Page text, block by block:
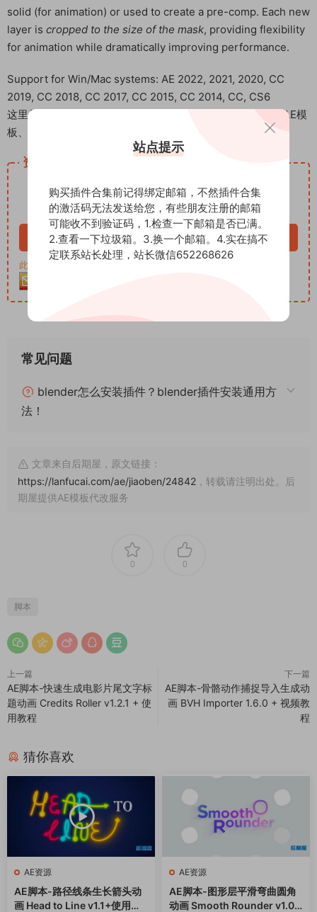
solid (for animation) or used to create a pre-comp. Each new
layer is cropped to the size of the mask, providing flexibility
for animation while dramatically improving performance.
Support for Win/Mac systems: AE 2022, 2021, 2020, CC
2019, CC 2018, CC 2017, CC 2015, CC 2014, CC, CS6
这里是后期屋资源站，欢迎您来后期屋下载影视后期资源（AE模
板、PR模板、音视频频素材各种插件等）
资源下载
下载价格 12.99
积分
VIP免费
立即购买
此资源购买后30天内可下载。客服QQ：652268626
常见问题
blender怎么安装插件？blender插件安装通用方
法！
文章来自后期屋，原文链接：
https://lanfucai.com/ae/jiaoben/24842 ，转载请注明出处。后
期屋提供AE模板代改服务
0 0
脚本
上一篇
AE脚本-快速生成电影片尾文字标
题动画 Credits Roller v1.2.1 + 使
用教程
下一篇
AE脚本-骨骼动作捕捉导入生成动
画 BVH Importer 1.6.0 + 视频教
程
猜你喜欢
AE资源
AE脚本-路径线条生长箭头动
画 Head to Line v1.1+使用教
AE资源
AE脚本-图形层平滑弯曲圆角
动画 Smooth Rounder v1.07
站点提示
购买插件合集前记得绑定邮箱，不然插件合集
的激活码无法发送给您，有些朋友注册的邮箱
可能收不到验证码，1.检查一下邮箱是否已满。
2.查看一下垃圾箱。3.换一个邮箱。4.实在搞不
定联系站长处理，站长微信652268626